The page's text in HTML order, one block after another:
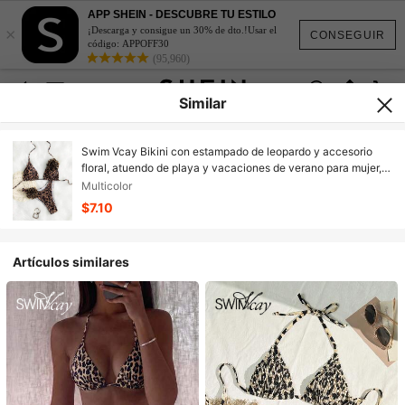
CONSEGUIR
×
APP SHEIN - DESCUBRE TU ESTILO
¡Descarga y consigue un 30% de dto.!Usar el
código: APPOFF30
(95,960)
Similar
Swim Vcay Bikini con estampado de leopardo y accesorio
floral, atuendo de playa y vacaciones de verano para mujer,
sexy y aleatorio
Multicolor
$7.10
Artículos similares